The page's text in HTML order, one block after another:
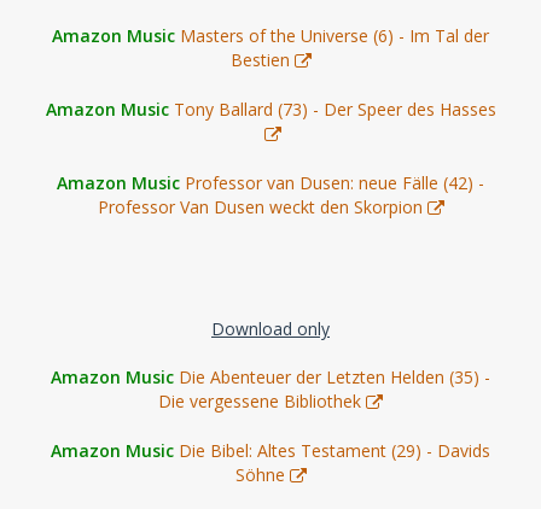
Amazon Music Masters of the Universe (6) - Im Tal der
Bestien
Amazon Music Tony Ballard (73) - Der Speer des Hasses
Amazon Music Professor van Dusen: neue Fälle (42) -
Professor Van Dusen weckt den Skorpion
Download only
Amazon Music Die Abenteuer der Letzten Helden (35) -
Die vergessene Bibliothek
Amazon Music Die Bibel: Altes Testament (29) - Davids
Söhne